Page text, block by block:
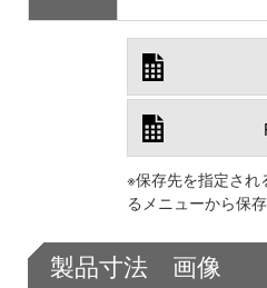
※保存先を指定され
るメニューから保
製品寸法 画像